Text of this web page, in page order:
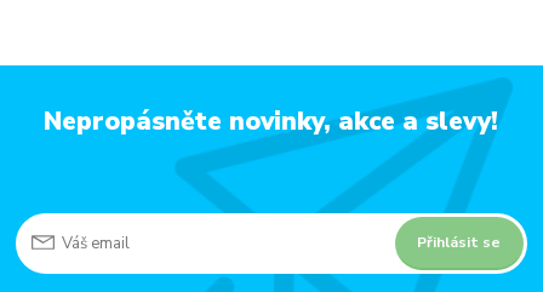
Nepropásněte novinky, akce a slevy!
Přihlásit se